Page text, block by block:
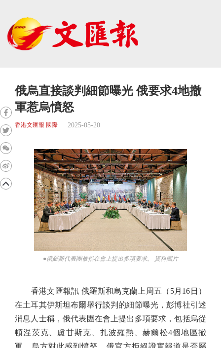
俄烏直接談判細節曝光 俄要求4地撤
軍惹烏憤怒
香港文匯報 國際 2025-05-20
●俄羅斯代表團被指在會上提出多項要求。 資料圖片
香港文匯報訊 俄羅斯和烏克蘭上周五（5月16日）
在土耳其伊斯坦布爾舉行談判的細節曝光，彭博社引述
消息人士稱，俄代表團在會上提出多項要求，包括烏從
頓涅茨克、盧甘斯克、扎波羅熱、赫爾松4個地區撤
軍，烏方對此感到憤怒。俄官方拒絕證實報道是否屬